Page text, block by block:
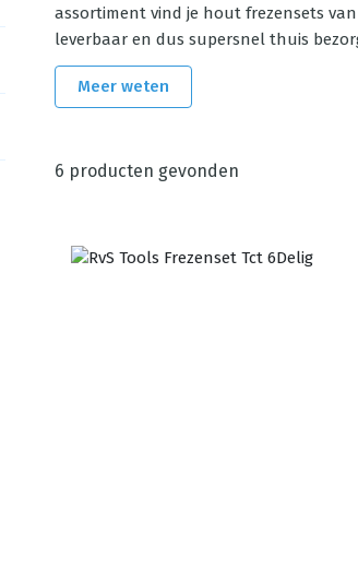
assortiment vind je hout frezensets
leverbaar en dus supersnel thuis
Meer weten
6 producten gevonden